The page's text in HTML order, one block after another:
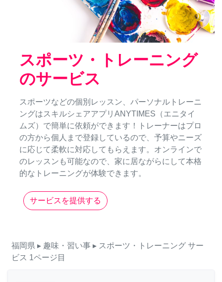
スポーツ・トレーニング
のサービス
スポーツなどの個別レッスン、パーソナルトレーニ
ングはスキルシェアアプリANYTIMES（エニタイ
ムズ）で簡単に依頼ができます！トレーナーはプロ
の方から個人まで登録しているので、予算やニーズ
に応じて柔軟に対応してもらえます。オンラインで
のレッスンも可能なので、家に居ながらにして本格
的なトレーニングが体験できます。
サービスを提供する
福岡県 ▸ 趣味・習い事 ▸ スポーツ・トレーニング サー
ビス 1ページ目